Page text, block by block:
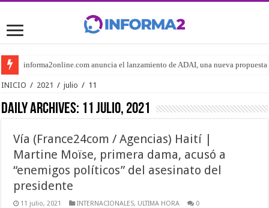
informa2online.com anuncia el lanzamiento de ADAI, una nueva
INICIO / 2021 / julio / 11
Daily Archives: 11 julio, 2021
Vía (France24com / Agencias) Haití |
Martine Moïse, primera dama, acusó a
“enemigos políticos” del asesinato del
presidente
11 julio, 2021 INTERNACIONALES, ULTIMA HORA 0